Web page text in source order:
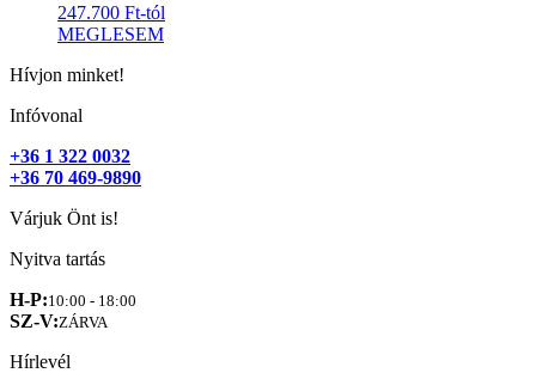
247.700 Ft-tól
MEGLESEM
Hívjon minket!
Infóvonal
+36 1 322 0032
+36 70 469-9890
Várjuk Önt is!
Nyitva tartás
H-P:10:00 - 18:00
SZ-V:ZÁRVA
Hírlevél